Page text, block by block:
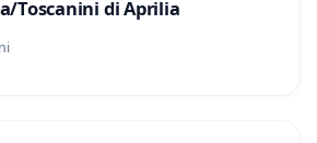
Toscanini di Aprilia